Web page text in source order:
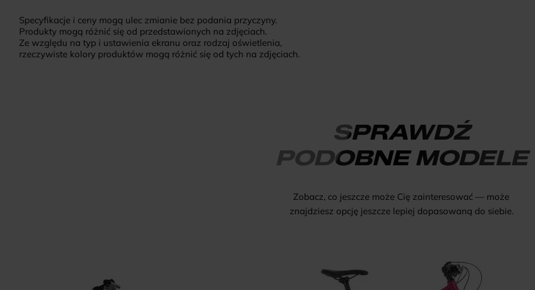
Specyfikacje i ceny mogą ulec zmianie bez podania przyczyny.
Produkty mogą różnić się od przedstawionych na zdjęciach.
Ze względu na typ i ustawienia ekranu oraz rodzaj oświetlenia,
rzeczywiste kolory produktów mogą różnić się od tych na zdjęciach.
SPRAWDŹ
PODOBNE MODELE
Zobacz, co jeszcze może Cię zainteresować — może
znajdziesz opcję jeszcze lepiej dopasowaną do siebie.